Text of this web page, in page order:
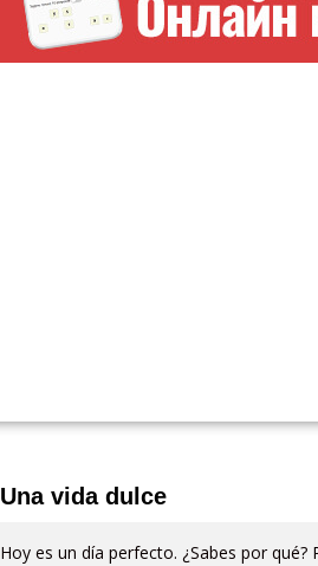
Una vida dulce
Hoy es un día perfecto. ¿Sabes por qué?